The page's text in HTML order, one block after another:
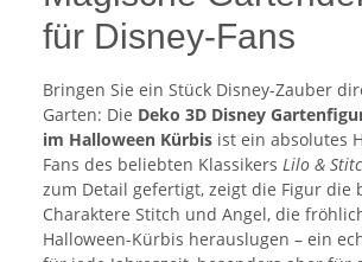
für Disney-Fans
Bringen Sie ein Stück Disney-Zauber
Garten: Die Deko 3D Disney
im Halloween Kürbis ist ein absolutes
Fans des beliebten Klassikers Lilo &
zum Detail gefertigt, zeigt die Figur die
Charaktere Stitch und Angel, die
Halloween-Kürbis herauslugen – ein